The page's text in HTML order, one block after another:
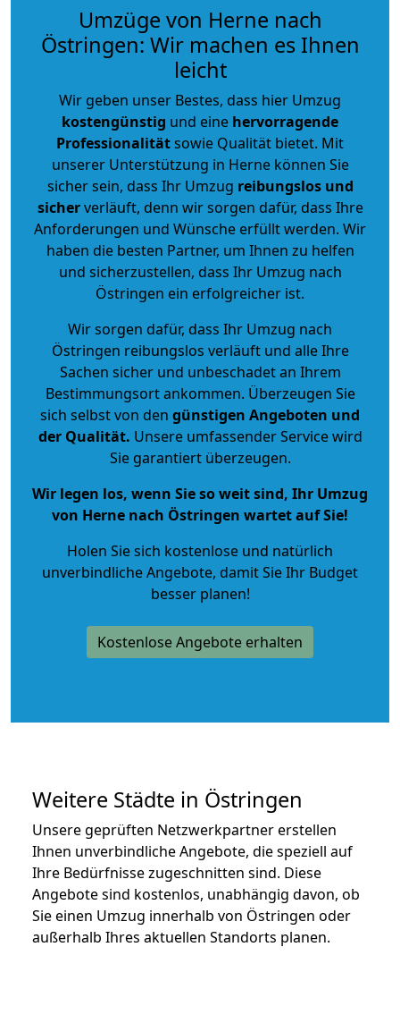
Umzüge von Herne nach
Östringen: Wir machen es Ihnen
leicht
Wir geben unser Bestes, dass hier Umzug
kostengünstig und eine hervorragende
Professionalitätsowie Qualität bietet. Mit
unserer Unterstützung in Herne können Sie
sicher sein, dass Ihr Umzug reibungslos und
sicherverläuft, denn wir sorgen dafür, dass Ihre
Anforderungen und Wünsche erfüllt werden. Wir
haben die besten Partner, um Ihnen zu helfen
und sicherzustellen, dass Ihr Umzug nach
Östringen ein erfolgreicher ist.
Wir sorgen dafür, dass Ihr Umzug nach
Östringen reibungslos verläuft und alle Ihre
Sachen sicher und unbeschadet an Ihrem
Bestimmungsort ankommen. Überzeugen Sie
sich selbst von den günstigen Angeboten und
der Qualität. Unsere umfassender Service wird
Sie garantiert überzeugen.
Wir legen los, wenn Sie so weit sind, Ihr Umzug
von Herne nach Östringen wartet auf Sie!
Holen Sie sich kostenlose und natürlich
unverbindliche Angebote, damit Sie Ihr Budget
besser planen!
Kostenlose Angebote erhalten
Weitere Städte in Östringen
Unsere geprüften Netzwerkpartner erstellen
Ihnen unverbindliche Angebote, die speziell auf
Ihre Bedürfnisse zugeschnitten sind. Diese
Angebote sind kostenlos, unabhängig davon, ob
Sie einen Umzug innerhalb von Östringen oder
außerhalb Ihres aktuellen Standorts planen.